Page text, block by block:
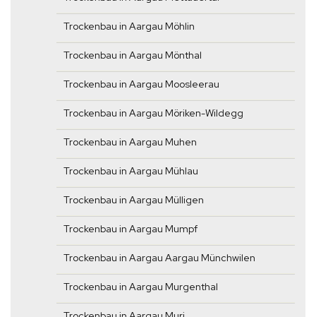
Trockenbau in Aargau Möhlin
Trockenbau in Aargau Mönthal
Trockenbau in Aargau Moosleerau
Trockenbau in Aargau Möriken-Wildegg
Trockenbau in Aargau Muhen
Trockenbau in Aargau Mühlau
Trockenbau in Aargau Mülligen
Trockenbau in Aargau Mumpf
Trockenbau in Aargau Aargau Münchwilen
Trockenbau in Aargau Murgenthal